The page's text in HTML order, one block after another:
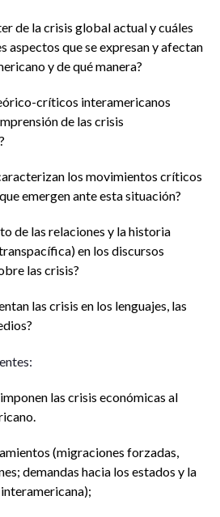
de la crisis global actual y cuáles
aspectos que se expresan y afectan
y de qué manera?
críticos interamericanos
de las crisis
los movimientos críticos
emergen ante esta situación?
de las relaciones y la historia
en los discursos
las crisis?
las crisis en los lenguajes, las
las crisis económicas al
(migraciones forzadas,
demandas hacia los estados y la